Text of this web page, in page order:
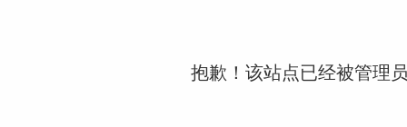
抱歉！该站点已经被管理